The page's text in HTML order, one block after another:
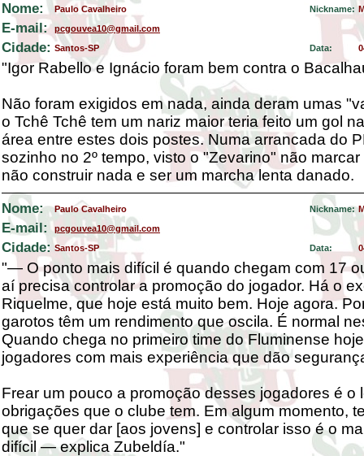
Nome: Paulo Cavalheiro Nickname:
E-mail: pcgouvea10@gmail.com
Cidade: Santos-SP Data:
"Igor Rabello e Ignácio foram bem contra o
Não foram exigidos em nada, ainda deram umas
o Tchê Tchê tem um nariz maior teria feito um gol
área entre estes dois postes. Numa arrancada do
sozinho no 2º tempo, visto o "Zevarino" não
não construir nada e ser um marcha lenta danado.
Nome: Paulo Cavalheiro Nickname:
E-mail: pcgouvea10@gmail.com
Cidade: Santos-SP Data:
"— O ponto mais difícil é quando chegam com 17
aí precisa controlar a promoção do jogador. Há o
Riquelme, que hoje está muito bem. Hoje agora.
garotos têm um rendimento que oscila. É normal
Quando chega no primeiro time do Fluminense
jogadores com mais experiência que dão
Frear um pouco a promoção desses jogadores é o
obrigações que o clube tem. Em algum momento,
que se quer dar [aos jovens] e controlar isso é o
difícil — explica Zubeldía."